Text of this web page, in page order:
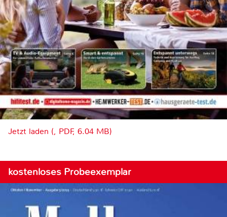
Jetzt laden (, PDF, 6.04 MB)
kostenloses Probeexemplar